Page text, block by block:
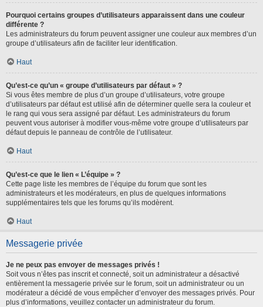
Pourquoi certains groupes d’utilisateurs apparaissent dans une couleur
différente ?
Les administrateurs du forum peuvent assigner une couleur aux membres d’un
groupe d’utilisateurs afin de faciliter leur identification.
Haut
Qu’est-ce qu’un « groupe d’utilisateurs par défaut » ?
Si vous êtes membre de plus d’un groupe d’utilisateurs, votre groupe
d’utilisateurs par défaut est utilisé afin de déterminer quelle sera la couleur et
le rang qui vous sera assigné par défaut. Les administrateurs du forum
peuvent vous autoriser à modifier vous-même votre groupe d’utilisateurs par
défaut depuis le panneau de contrôle de l’utilisateur.
Haut
Qu’est-ce que le lien « L’équipe » ?
Cette page liste les membres de l’équipe du forum que sont les
administrateurs et les modérateurs, en plus de quelques informations
supplémentaires tels que les forums qu’ils modèrent.
Haut
Messagerie privée
Je ne peux pas envoyer de messages privés !
Soit vous n’êtes pas inscrit et connecté, soit un administrateur a désactivé
entièrement la messagerie privée sur le forum, soit un administrateur ou un
modérateur a décidé de vous empêcher d’envoyer des messages privés. Pour
plus d’informations, veuillez contacter un administrateur du forum.